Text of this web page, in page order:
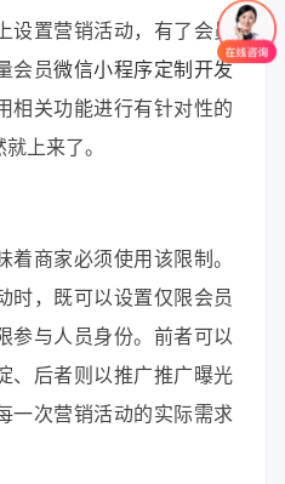
置营销活动，有了会员
会员微信小程序定制开发
相关功能进行有针对性的
上来了。
商家必须使用该限制。
时，既可以设置仅限会员
参与人员身份。前者可以
、后者则以推广推广曝光
一次营销活动的实际需求